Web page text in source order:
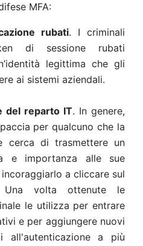
MFA:
rubati. I criminali
di sessione rubati
legittima che gli
ai sistemi aziendali.
del reparto IT. In genere,
per qualcuno che la
cerca di trasmettere un
e importanza alle sue
a cliccare sul
Una volta ottenute le
le utilizza per entrare
e per aggiungere nuovi
all'autenticazione a più